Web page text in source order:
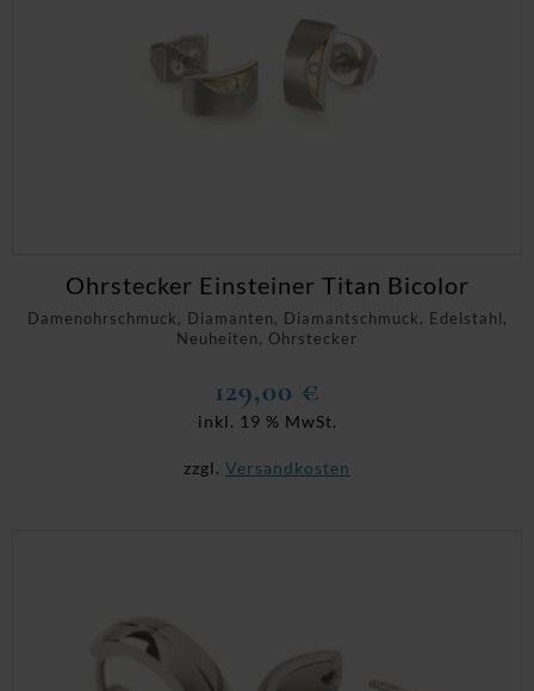
Damenohrschmuck, Diamanten, Diamantschmuck, Edelstahl,
Neuheiten, Ohrstecker
Ohrstecker Einsteiner Titan Bicolor
129,00 €
inkl. 19 % MwSt.
zzgl. Versandkosten